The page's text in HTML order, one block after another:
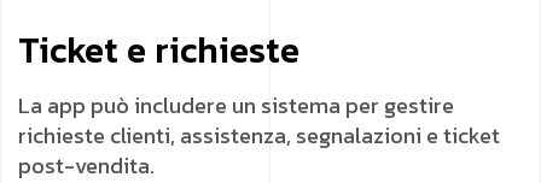
Ticket e richieste
La app può includere un sistema per gestire
richieste clienti, assistenza, segnalazioni e ticket
post-vendita.